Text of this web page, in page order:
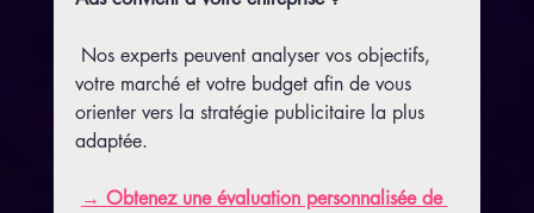
votre marché et votre budget afin de vous
orienter vers la stratégie publicitaire la plus
adaptée.
→ Obtenez une évaluation personnalisée de